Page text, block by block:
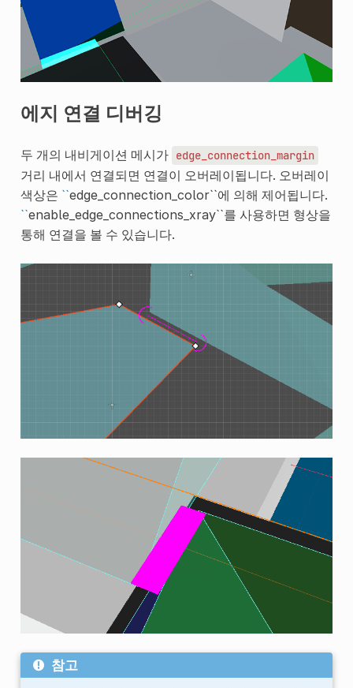
에지 연결 디버깅
두 개의 내비게이션 메시가 edge_connection_margin
거리 내에서 연결되면 연결이 오버레이됩니다. 오버레이
색상은 ``edge_connection_color``에 의해 제어됩니다.
``enable_edge_connections_xray``를 사용하면 형상을
통해 연결을 볼 수 있습니다.
참고